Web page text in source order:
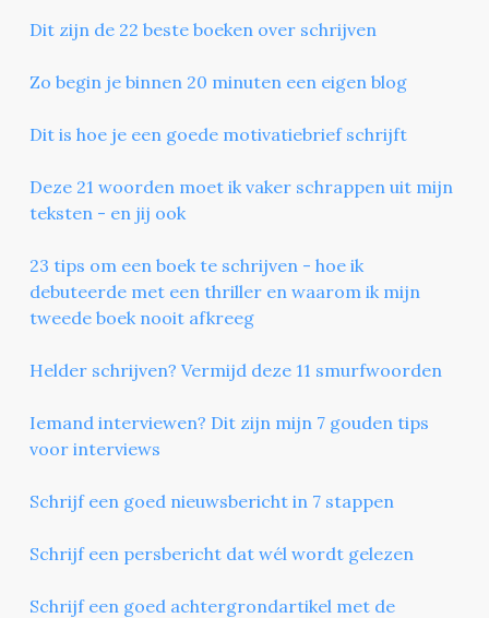
Dit zijn de 22 beste boeken over schrijven
Zo begin je binnen 20 minuten een eigen blog
Dit is hoe je een goede motivatiebrief schrijft
Deze 21 woorden moet ik vaker schrappen uit mijn
teksten - en jij ook
23 tips om een boek te schrijven - hoe ik
debuteerde met een thriller en waarom ik mijn
tweede boek nooit afkreeg
Helder schrijven? Vermijd deze 11 smurfwoorden
Iemand interviewen? Dit zijn mijn 7 gouden tips
voor interviews
Schrijf een goed nieuwsbericht in 7 stappen
Schrijf een persbericht dat wél wordt gelezen
Schrijf een goed achtergrondartikel met de